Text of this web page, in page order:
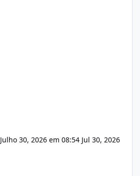
Julho 30, 2026 em 08:54 Jul 30, 2026